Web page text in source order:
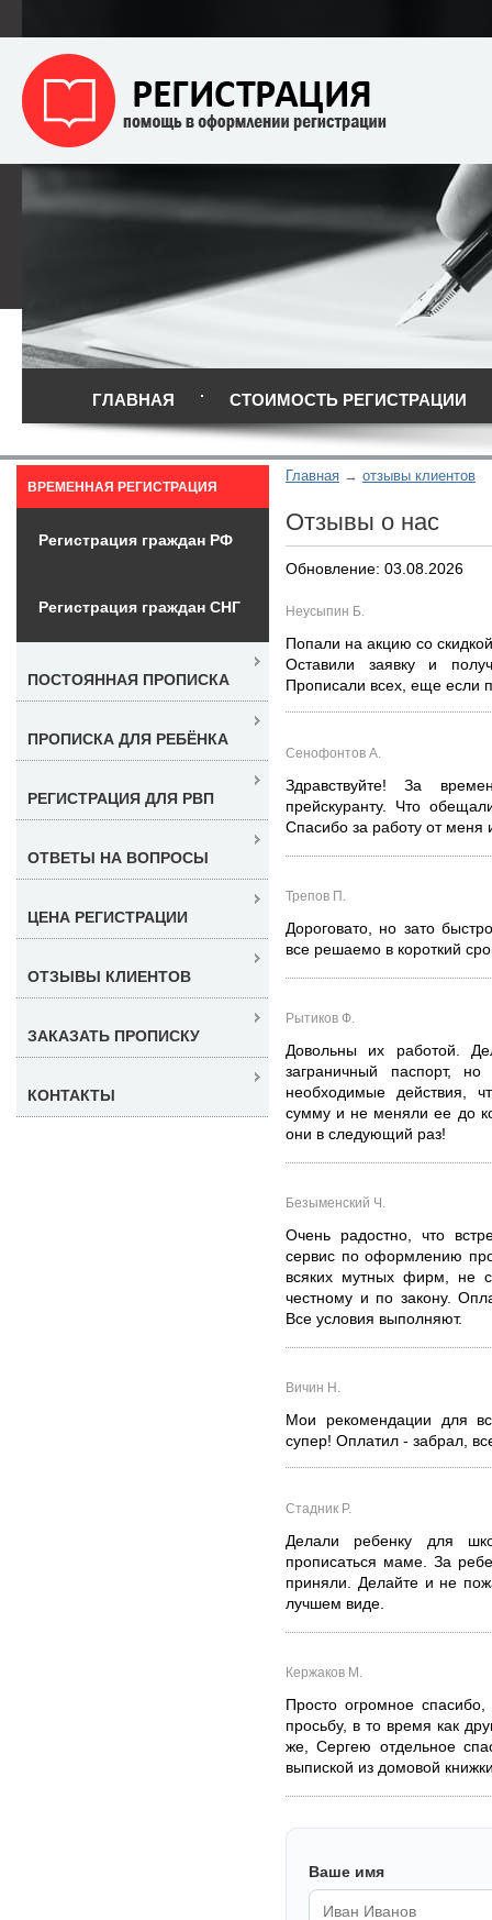
ГЛАВНАЯ СТОИМОСТЬ РЕГИСТРАЦИИ
Главная отзывы клиентов
Отзывы о нас
Обновление: 03.08.2026
Неусыпин Б.
Попали на акцию со
Оставили заявку и
Прописали всех, еще если
Сенофонтов А.
Здравствуйте! За
прейскуранту. Что
Спасибо за работу от меня
Трепов П.
Дороговато, но зато
все решаемо в короткий
Рытиков Ф.
Довольны их работой.
заграничный паспорт,
необходимые действия,
сумму и не меняли ее до
они в следующий раз!
Безыменский Ч.
Очень радостно, что
сервис по оформлению
всяких мутных фирм, не
честному и по закону.
Все условия выполняют.
Вичин Н.
Мои рекомендации для
супер! Оплатил - забрал,
Стадник Р.
Делали ребенку для
прописаться маме. За
приняли. Делайте и не
лучшем виде.
Кержаков М.
Просто огромное
просьбу, в то время как
же, Сергею отдельное
выпиской из домовой
Ваше имя
ВРЕМЕННАЯ РЕГИСТРАЦИЯ
Регистрация граждан РФ
Регистрация граждан СНГ
ПОСТОЯННАЯ ПРОПИСКА
ПРОПИСКА ДЛЯ РЕБЁНКА
РЕГИСТРАЦИЯ ДЛЯ РВП
ОТВЕТЫ НА ВОПРОСЫ
ЦЕНА РЕГИСТРАЦИИ
ОТЗЫВЫ КЛИЕНТОВ
ЗАКАЗАТЬ ПРОПИСКУ
КОНТАКТЫ